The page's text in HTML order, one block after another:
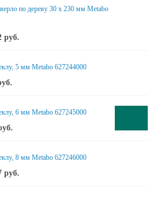
по дереву 30 х 230 мм Metabo
руб.
5 мм Metabo 627244000
6 мм Metabo 627245000
8 мм Metabo 627246000
руб.